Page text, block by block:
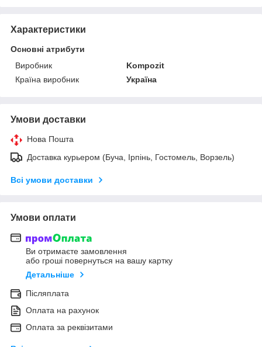
Характеристики
Основні атрибути
Виробник
Kompozit
Країна виробник
Україна
Умови доставки
Нова Пошта
Доставка курьером (Буча, Ірпінь, Гостомель, Ворзель)
Всі умови доставки
Умови оплати
Ви отримаєте замовлення
або гроші повернуться на вашу картку
Детальніше
Післяплата
Оплата на рахунок
Оплата за реквізитами